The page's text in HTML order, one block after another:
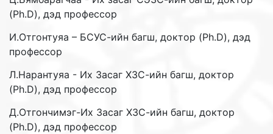
(Ph.D), дэд профессор
И.Отгонтуяа – БСУС-ийн багш, доктор (Ph.D), дэд
профессор
Л.Нарантуяа - Их Засаг ХЗС-ийн багш, доктор
(Ph.D), дэд профессор
Д.Отгончимэг-Их Засаг ХЗС-ийн багш, доктор
(Ph.D), дэд профессор